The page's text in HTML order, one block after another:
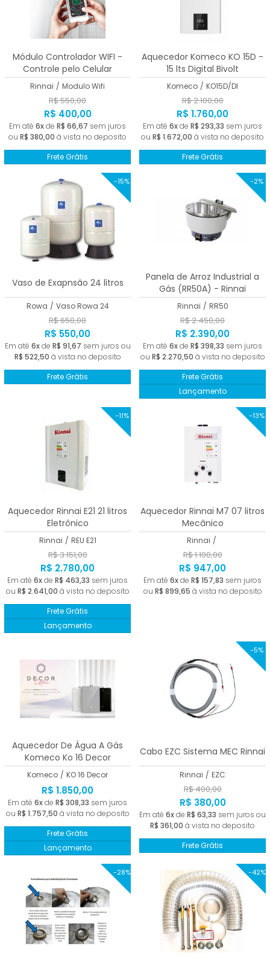
Módulo Controlador WIFI -
Controle pelo Celular
Rinnai / Modulo Wifi
R$ 550,00
R$ 400,00
Em até 6xde R$ 66,67 sem juros
ou R$ 380,00 à vista no deposito
Frete Grátis
Aquecedor Komeco KO 15D -
15 lts Digital Bivolt
Komeco / KO15D/DI
R$ 2.100,00
R$ 1.760,00
Em até 6xde R$ 293,33 sem juros
ou R$ 1.672,00 à vista no deposito
Frete Grátis
-15%
Vaso de Exapnsão 24 litros
Rowa / Vaso Rowa 24
R$ 650,00
R$ 550,00
Em até 6xde R$ 91,67 sem juros ou
R$ 522,50 à vista no deposito
Frete Grátis
-2%
Panela de Arroz Industrial a
Gás (RR50A) - Rinnai
Rinnai / RR50
R$ 2.450,00
R$ 2.390,00
Em até 6xde R$ 398,33 sem juros
ou R$ 2.270,50 à vista no deposito
Frete Grátis
Lançamento
-11%
Aquecedor Rinnai E21 21 litros
Eletrônico
Rinnai / REU E21
R$ 3.151,00
R$ 2.780,00
Em até 6xde R$ 463,33 sem juros
ou R$ 2.641,00 à vista no deposito
Frete Grátis
Lançamento
-13%
Aquecedor Rinnai M7 07 litros
Mecânico
Rinnai /
R$ 1.100,00
R$ 947,00
Em até 6xde R$ 157,83 sem juros
ou R$ 899,65 à vista no deposito
Aquecedor De Água A Gás
Komeco Ko 16 Decor
Komeco / KO 16 Decor
R$ 1.850,00
Em até 6xde R$ 308,33 sem juros
ou R$ 1.757,50 à vista no deposito
Frete Grátis
Lançamento
-5%
Cabo EZC Sistema MEC Rinnai
Rinnai / EZC
R$ 400,00
R$ 380,00
Em até 6xde R$ 63,33 sem juros ou
R$ 361,00 à vista no deposito
Frete Grátis
-28% -42%